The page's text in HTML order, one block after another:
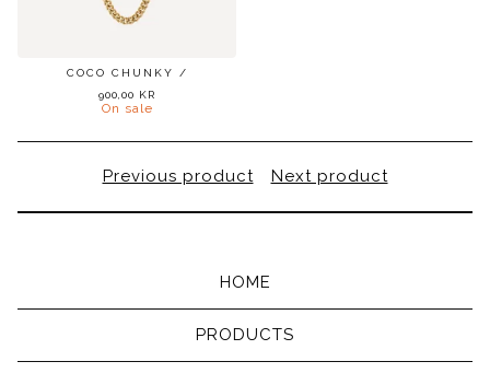
COCO CHUNKY /
900,00 KR
On sale
Previous product Next product
HOME
PRODUCTS